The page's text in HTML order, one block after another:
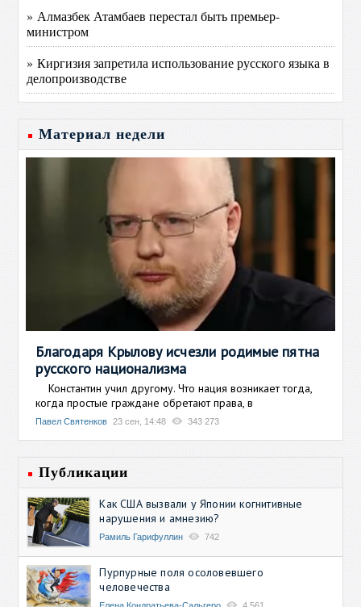
» Алмазбек Атамбаев перестал быть премьер-
министром
» Киргизия запретила использование русского языка в
делопроизводстве
Материал недели
Благодаря Крылову исчезли родимые пятна
русского национализма
Константин учил другому. Что нация возникает тогда,
когда простые граждане обретают права, в
Павел Святенков 23 сен, 14:48 343 273
Публикации
Как США вызвали у Японии когнитивные
нарушения и амнезию?
Рамиль Гарифуллин 742
Пурпурные поля осоловевшего
человечества
Елена Кондратьева-Сальгеро 4 561